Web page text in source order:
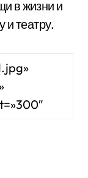
в жизни и
и театру.